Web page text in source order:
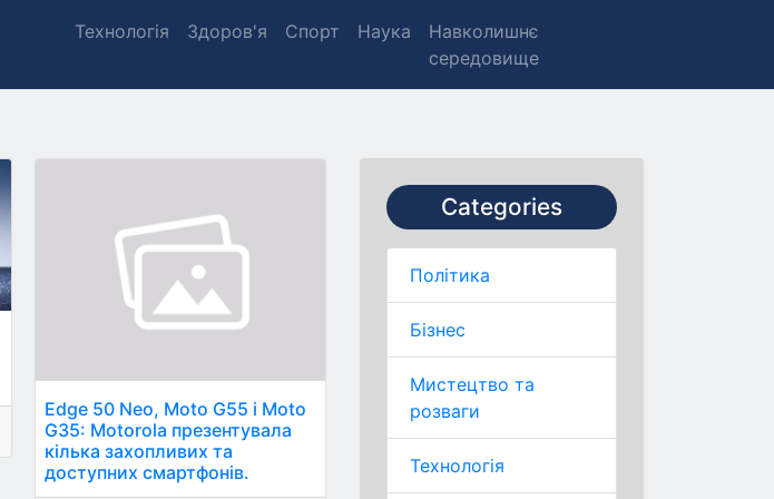
Технологія Здоров'я Спорт Наука
Навколишнє
середовище
Categories
Політика
Бізнес
Мистецтво та
розваги
Технологія
Edge 50 Neo, Moto G55 і Moto
G35: Motorola презентувала
кілька захопливих та
доступних смартфонів.